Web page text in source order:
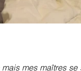
mes maîtres